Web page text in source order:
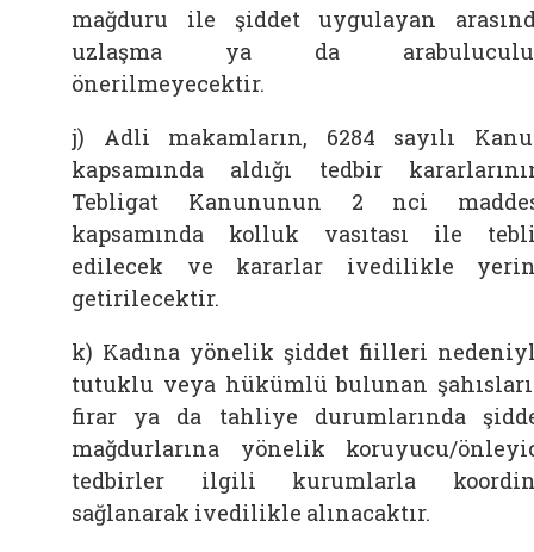
mağduru ile şiddet uygulayan
uzlaşma ya da
önerilmeyecektir.
j) Adli makamların, 6284 sayılı
kapsamında aldığı tedbir
Tebligat Kanununun 2 nci
kapsamında kolluk vasıtası ile
edilecek ve kararlar ivedilikle
getirilecektir.
k) Kadına yönelik şiddet fiilleri
tutuklu veya hükümlü bulunan
firar ya da tahliye durumlarında
mağdurlarına yönelik koruyucu/
tedbirler ilgili kurumlarla
sağlanarak ivedilikle alınacaktır.